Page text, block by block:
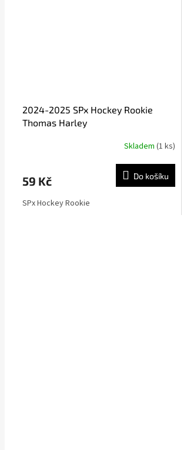
2024-2025 SPx Hockey Rookie
Thomas Harley
Skladem (1 ks)
59 Kč Do košíku
SPx Hockey Rookie